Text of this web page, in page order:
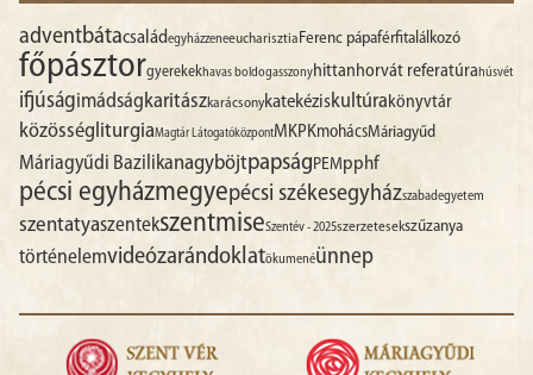
adventbátacsaládegyházzeneeucharisztiaFerenc pápaférfitalálkozó
főpásztorgyerekekhavas boldogasszonyhittanhorvát referatúrahúsvét
ifjúságimádságkaritászkarácsonykatekéziskultúrakönyvtár
közösségliturgiaMagtár LátogatóközpontMKPKmohácsMáriagyűd
Máriagyűdi BazilikanagyböjtpapságPEMpphf
pécsi egyházmegyepécsi székesegyházszabadegyetem
szentatyaszentekszentmiseSzentév - 2025szerzetesekszűzanya
történelemvideózarándoklatökumenéünnep